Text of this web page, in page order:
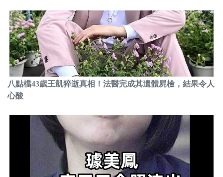
八點檔43歲王凱猝逝真相！法醫完成其遺體屍檢，結果令人
心酸